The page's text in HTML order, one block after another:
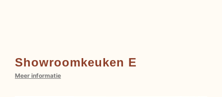
Showroomkeuken E
Meer informatie